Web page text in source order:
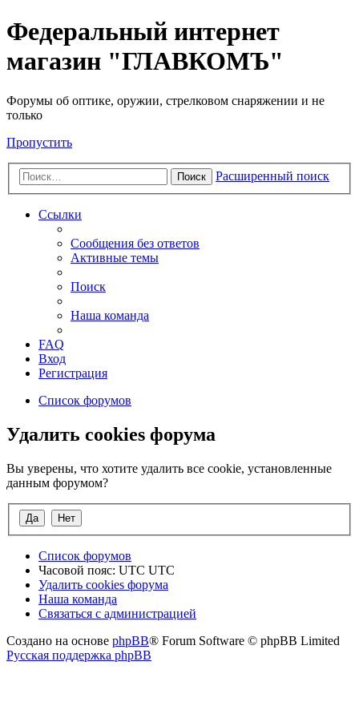
Федеральный интернет
магазин "ГЛАВКОМЪ"
Форумы об оптике, оружии, стрелковом снаряжении и не
только
Пропустить
Поиск Расширенный поиск
Ссылки
Сообщения без ответов
Активные темы
Поиск
Наша команда
FAQ
Вход
Регистрация
Список форумов
Удалить cookies форума
Вы уверены, что хотите удалить все cookie, установленные
данным форумом?
Список форумов
Часовой пояс: UTC UTC
Удалить cookies форума
Наша команда
Связаться с администрацией
Создано на основе phpBB® Forum Software © phpBB Limited
Русская поддержка phpBB